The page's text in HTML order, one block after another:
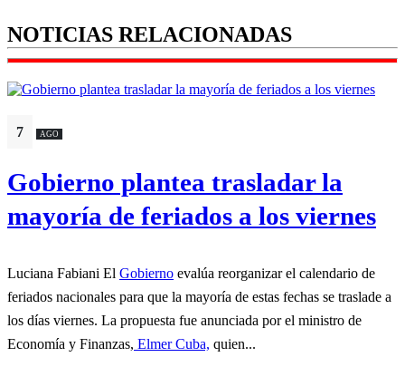
NOTICIAS RELACIONADAS
7 AGO
Gobierno plantea trasladar la
mayoría de feriados a los viernes
Luciana Fabiani El Gobierno evalúa reorganizar el calendario de
feriados nacionales para que la mayoría de estas fechas se traslade a
los días viernes. La propuesta fue anunciada por el ministro de
Economía y Finanzas, Elmer Cuba, quien...